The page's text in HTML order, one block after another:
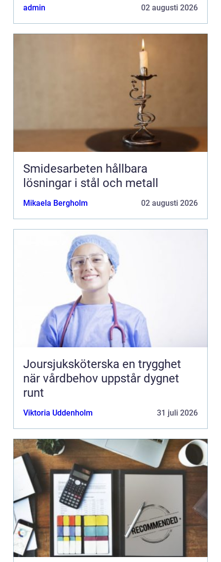
admin 02 augusti 2026
Smidesarbeten hållbara
lösningar i stål och metall
Mikaela Bergholm 02 augusti 2026
Joursjuksköterska en trygghet
när vårdbehov uppstår dygnet
runt
Viktoria Uddenholm 31 juli 2026